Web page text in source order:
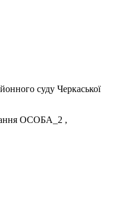
суду Черкаської
ОСОБА_2 ,